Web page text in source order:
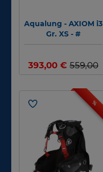
Aqualung - AXIOM i3
Gr. XS - #
393,00 €559,00
€
%